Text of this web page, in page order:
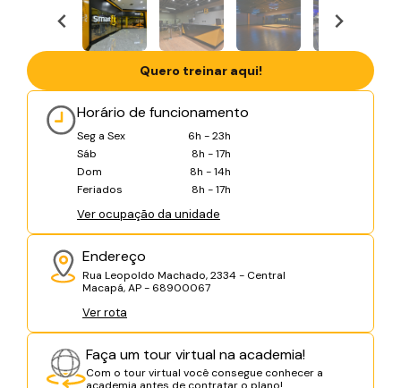
Horário de funcionamento
Seg a Sex
6h - 23h
Sáb
8h - 17h
Dom
8h - 14h
Feriados
8h - 17h
Ver ocupação da unidade
Endereço
Rua Leopoldo Machado, 2334 - Central
Macapá, AP - 68900067
Ver rota
Faça um tour virtual na academia!
Com o tour virtual você consegue conhecer a
Quero treinar aqui!